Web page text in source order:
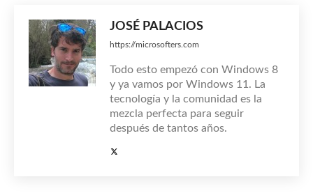
JOSÉ PALACIOS
https://microsofters.com
Todo esto empezó con Windows 8
y ya vamos por Windows 11. La
tecnología y la comunidad es la
mezcla perfecta para seguir
después de tantos años.